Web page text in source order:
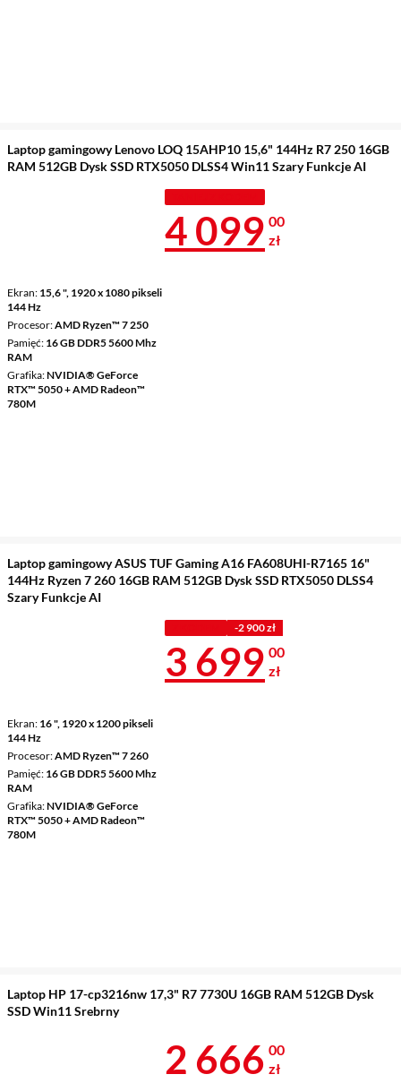
Laptop gamingowy Lenovo LOQ 15AHP10 15,6" 144Hz R7 250 16GB
RAM 512GB Dysk SSD RTX5050 DLSS4 Win11 Szary Funkcje AI
Ekran 15,6 ", 1920 x 1080 pikseli
144 Hz
Procesor AMD Ryzen™ 7 250
Pamięć 16 GB DDR5 5600 Mhz
RAM
Grafika NVIDIA® GeForce
RTX™ 5050 + AMD Radeon™
780M
Cena 4 099 zł
4 099 00
zł
Laptop gamingowy ASUS TUF Gaming A16 FA608UHI-R7165 16"
144Hz Ryzen 7 260 16GB RAM 512GB Dysk SSD RTX5050 DLSS4
Szary Funkcje AI
Ekran 16 ", 1920 x 1200 pikseli
144 Hz
Procesor AMD Ryzen™ 7 260
Pamięć 16 GB DDR5 5600 Mhz
RAM
Grafika NVIDIA® GeForce
RTX™ 5050 + AMD Radeon™
780M
-2 900 zł
Cena 3 699 zł
3 699 00
zł
Laptop HP 17-cp3216nw 17,3" R7 7730U 16GB RAM 512GB Dysk
SSD Win11 Srebrny
Cena 2 666 zł
2 666 00
zł